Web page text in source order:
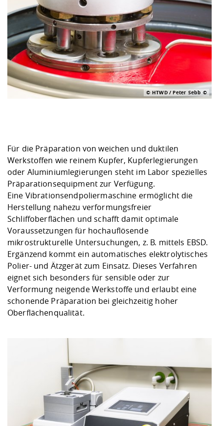
© HTWD / Peter Sebb
Für die Präparation von weichen und duktilen
Werkstoffen wie reinem Kupfer, Kupferlegierungen
oder Aluminiumlegierungen steht im Labor spezielles
Präparationsequipment zur Verfügung.
Eine Vibrationsendpoliermaschine ermöglicht die
Herstellung nahezu verformungsfreier
Schliffoberflächen und schafft damit optimale
Voraussetzungen für hochauflösende
mikrostrukturelle Untersuchungen, z. B. mittels EBSD.
Ergänzend kommt ein automatisches elektrolytisches
Polier- und Ätzgerät zum Einsatz. Dieses Verfahren
eignet sich besonders für sensible oder zur
Verformung neigende Werkstoffe und erlaubt eine
schonende Präparation bei gleichzeitig hoher
Oberflächenqualität.